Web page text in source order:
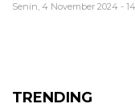
Senin, 4 November 2024 -
TRENDING